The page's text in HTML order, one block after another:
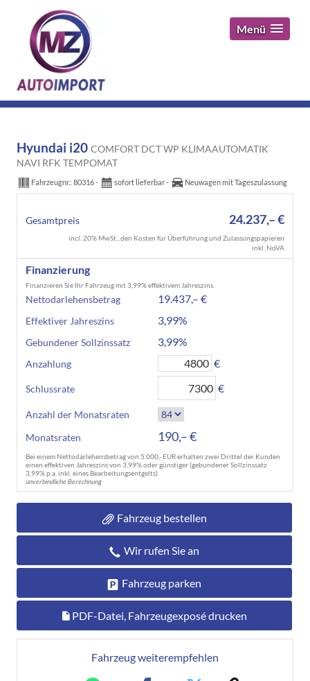
Menü
Hyundai i20 COMFORT DCT WP KLIMAAUTOMATIK
NAVI RFK TEMPOMAT
Fahrzeugnr.: 80316 sofort lieferbar Neuwagen mit Tageszulassung
Gesamtpreis 24.237,– €
incl. 20% MwSt., den Kosten für Überführung und Zulassungspapieren
inkl. NoVA
Finanzierung
Finanzieren Sie Ihr Fahrzeug mit 3,99% effektivem Jahreszins.
Nettodarlehensbetrag 19.437,– €
Effektiver Jahreszins 3,99%
Gebundener Sollzinssatz 3,99%
Anzahlung €
Schlussrate €
Anzahl der Monatsraten
Monatsraten
190,– €
Bei einem Nettodarlehensbetrag von 5.000,- EUR erhalten zwei Drittel der Kunden
einen effektiven Jahreszins von 3,99% oder günstiger (gebundener Sollzinssatz
3,99% p.a. inkl. eines Bearbeitungsentgelts).
unverbindliche Berechnung
Fahrzeug bestellen
Wir rufen Sie an
Fahrzeug parken
PDF-Datei, Fahrzeugexposé drucken
Fahrzeug weiterempfehlen